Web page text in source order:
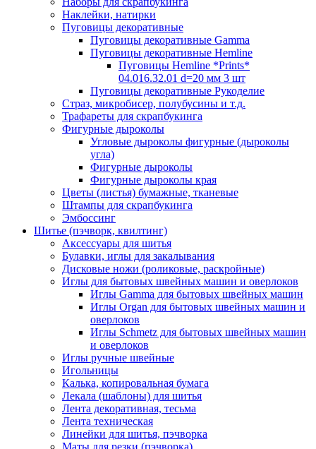
Наклейки, натирки
Пуговицы декоративные
Пуговицы декоративные Gamma
Пуговицы декоративные Hemline
Пуговицы Hemline *Prints*
04.016.32.01 d=20 мм 3 шт
Пуговицы декоративные Рукоделие
Страз, микробисер, полубусины и т.д.
Трафареты для скрапбукинга
Фигурные дыроколы
Угловые дыроколы фигурные (дыроколы
угла)
Фигурные дыроколы
Фигурные дыроколы края
Цветы (листья) бумажные, тканевые
Штампы для скрапбукинга
Эмбоссинг
Шитье (пэчворк, квилтинг)
Аксессуары для шитья
Булавки, иглы для закалывания
Дисковые ножи (роликовые, раскройные)
Иглы для бытовых швейных машин и оверлоков
Иглы Gamma для бытовых швейных машин
Иглы Organ для бытовых швейных машин и
оверлоков
Иглы Schmetz для бытовых швейных машин
и оверлоков
Иглы ручные швейные
Игольницы
Калька, копировальная бумага
Лекала (шаблоны) для шитья
Лента декоративная, тесьма
Лента техническая
Линейки для шитья, пэчворка
Маты для резки (пэчворка)